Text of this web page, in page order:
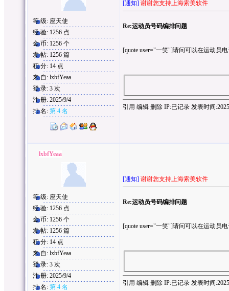
等 级: 座天使
经 验: 1256 点
金 币: 1256 个
发 帖: 1256 篇
积 分: 14 点
来 自: lxbfYeaa
登 录: 3 次
注 册: 2025/9/4
排 名: 第 4 名
[通知] 谢谢您支持上海索美软件
Re:运动员号码编排问题
[quote user="一笑"]请问可以在运动员
引用 编辑 删除 IP:已记录 发表时间
lxbfYeaa
等 级: 座天使
经 验: 1256 点
金 币: 1256 个
发 帖: 1256 篇
积 分: 14 点
来 自: lxbfYeaa
登 录: 3 次
注 册: 2025/9/4
排 名: 第 4 名
[通知] 谢谢您支持上海索美软件
Re:运动员号码编排问题
[quote user="一笑"]请问可以在运动员
引用 编辑 删除 IP:已记录 发表时间